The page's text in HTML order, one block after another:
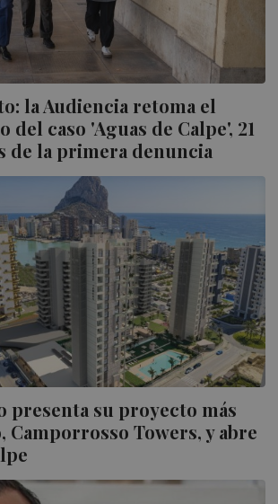
la Audiencia retoma el
del caso 'Aguas de Calpe', 21
de la primera denuncia
presenta su proyecto más
Camporrosso Towers, y abre